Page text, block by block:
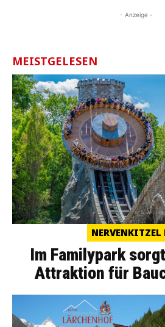
- Anzeige -
MEISTGELESEN
NERVENKITZEL
Im Familypark
Attraktion für